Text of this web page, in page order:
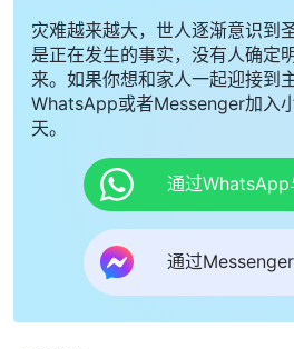
灾难越来越大，世人逐渐意识到
是正在发生的事实，没有人确定
来。如果你想和家人一起迎接到
WhatsApp或者Messenger加入
天。
通过WhatsApp
通过